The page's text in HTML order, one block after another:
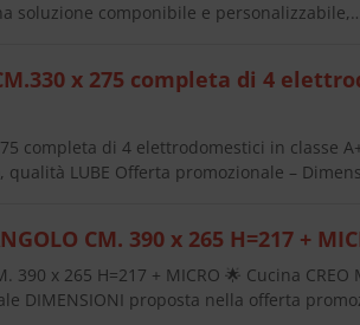
soluzione componibile e
CM.330 x 275 completa di 4
completa di 4 elettrodomestici in classe
qualità LUBE Offerta promozionale –
CM. 390 x 265 H=217 +
390 x 265 H=217 + MICRO 🌟 Cucina CREO
DIMENSIONI proposta nella offerta